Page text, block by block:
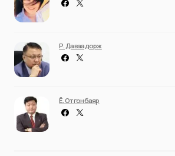
Р. Даваадорж
Ё. Отгонбаяр